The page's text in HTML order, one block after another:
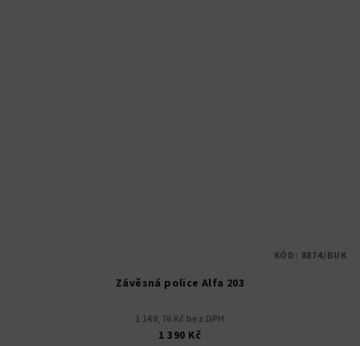
Závěsná police Alfa 203
1 148,76 Kč bez DPH
1 390 Kč
KÓD: 8874/BUK